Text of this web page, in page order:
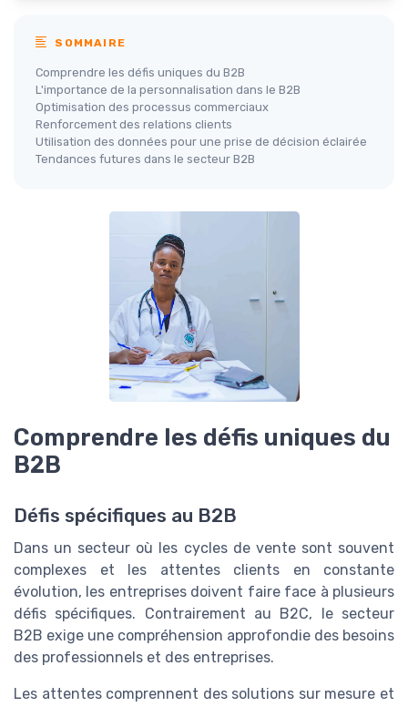
SOMMAIRE
Comprendre les défis uniques du B2B
L'importance de la personnalisation dans le B2B
Optimisation des processus commerciaux
Renforcement des relations clients
Utilisation des données pour une prise de décision éclairée
Tendances futures dans le secteur B2B
Comprendre les défis uniques du
B2B
Défis spécifiques au B2B
Dans un secteur où les cycles de vente sont souvent
complexes et les attentes clients en constante
évolution, les entreprises doivent faire face à plusieurs
défis spécifiques. Contrairement au B2C, le secteur
B2B exige une compréhension approfondie des besoins
des professionnels et des entreprises.
Les attentes comprennent des solutions sur mesure et